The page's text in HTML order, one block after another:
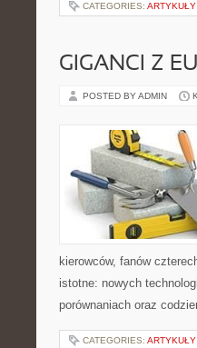
CATEGORIES:
GIGANCI Z
POSTED BY ADMIN
kierowców, fanów
istotne: nowych
porównaniach oraz
CATEGORIES: